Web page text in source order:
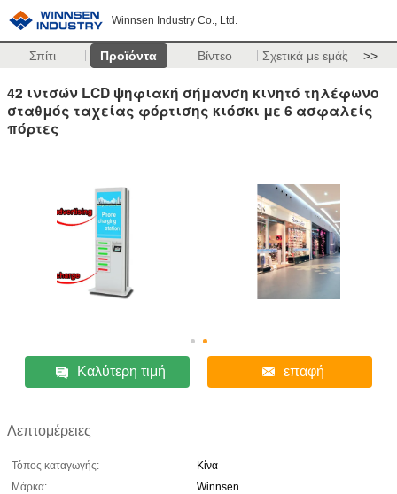
Winnsen Industry Co., Ltd.
Σπίτι Προϊόντα Βίντεο Σχετικά με εμάς >>
42 ιντσών LCD ψηφιακή σήμανση κινητό τηλέφωνο
σταθμός ταχείας φόρτισης κιόσκι με 6 ασφαλείς
πόρτες
Καλύτερη τιμή επαφή
Λεπτομέρειες
Τόπος καταγωγής:
Κίνα
Μάρκα:
Winnsen